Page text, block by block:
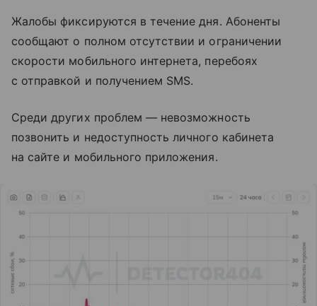
Жалобы фиксируются в течение дня. Абоненты
сообщают о полном отсутствии и ограничении
скорости мобильного интернета, перебоях
с отправкой и получением SMS.
Среди других проблем — невозможность
позвонить и недоступность личного кабинета
на сайте и мобильного приложения.